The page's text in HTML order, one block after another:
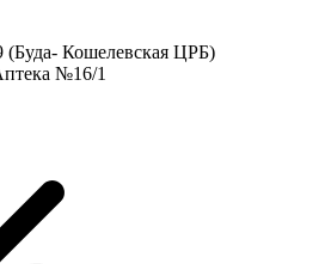
(Буда- Кошелевская ЦРБ)
№16/1